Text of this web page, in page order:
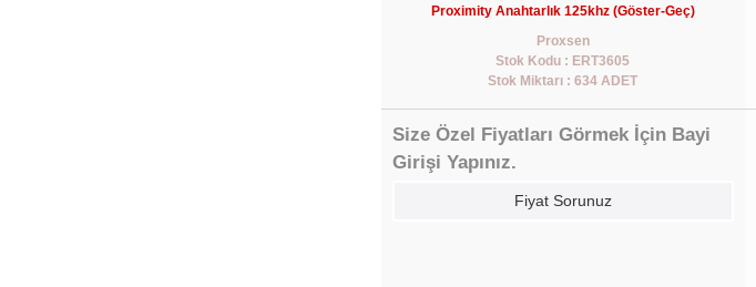
Proximity Anahtarlık 125khz (Göster-Geç)
Proxsen
Stok Kodu : ERT3605
Stok Miktarı : 634 ADET
Size Özel Fiyatları Görmek İçin Bayi
Girişi Yapınız.
Fiyat Sorunuz